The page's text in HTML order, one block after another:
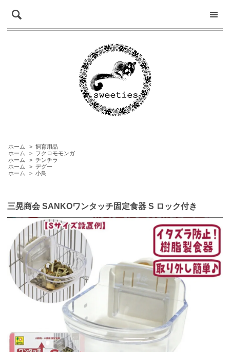
ホーム > 飼育用品
ホーム
> フクロモモンガ
ホーム
> チンチラ
ホーム
> デグー
ホーム
> 小鳥
三晃商会 SANKOワンタッチ固定食器 S ロック付き